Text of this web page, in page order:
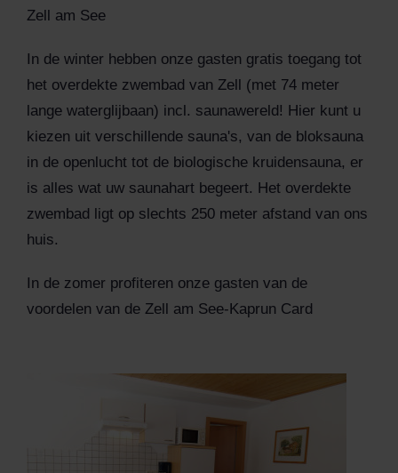
Zell am See
In de winter hebben onze gasten gratis toegang tot
het overdekte zwembad van Zell (met 74 meter
lange waterglijbaan) incl. saunawereld! Hier kunt u
kiezen uit verschillende sauna's, van de bloksauna
in de openlucht tot de biologische kruidensauna, er
is alles wat uw saunahart begeert. Het overdekte
zwembad ligt op slechts 250 meter afstand van ons
huis.
In de zomer profiteren onze gasten van de
voordelen van de Zell am See-Kaprun Card